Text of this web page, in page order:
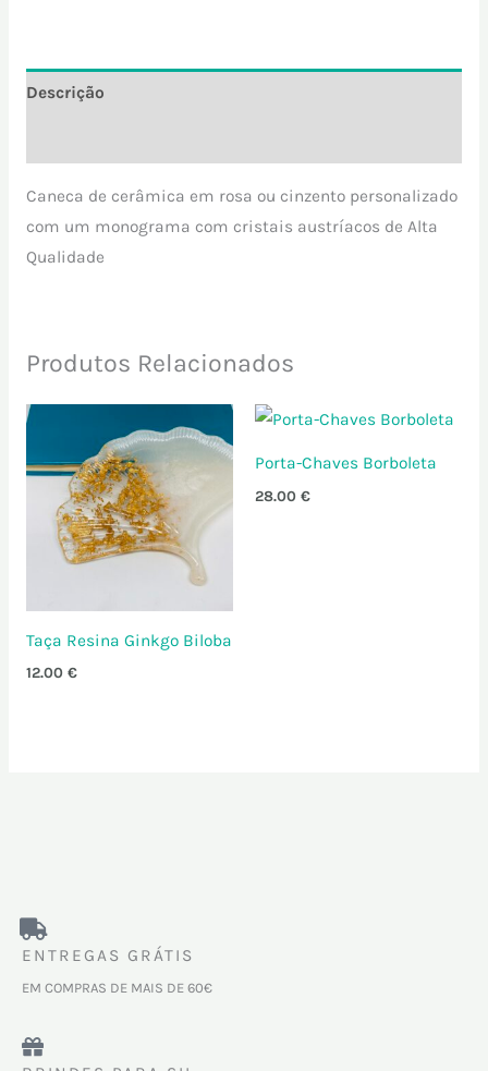
Descrição
Caneca de cerâmica em rosa ou cinzento personalizado
com um monograma com cristais austríacos de Alta
Qualidade
Produtos Relacionados
Taça Resina Ginkgo Biloba
12.00 €
Porta-Chaves Borboleta
28.00 €
ENTREGAS GRÁTIS
EM COMPRAS DE MAIS DE 60€